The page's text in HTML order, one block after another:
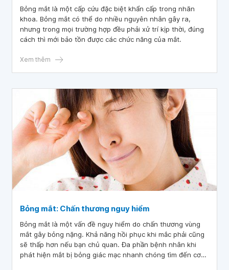
Bỏng mắt là một cấp cứu đặc biệt khẩn cấp trong nhãn
khoa. Bỏng mắt có thể do nhiều nguyên nhân gây ra,
nhưng trong mọi trường hợp đều phải xử trí kịp thời, đúng
cách thì mới bảo tồn được các chức năng của mắt.
Xem thêm
Bỏng mắt: Chấn thương nguy hiểm
Bỏng mắt là một vấn đề nguy hiểm do chấn thương vùng
mắt gây bỏng nặng. Khả năng hồi phục khi mắc phải cũng
sẽ thấp hơn nếu bạn chủ quan. Đa phần bệnh nhân khi
phát hiện mắt bị bỏng giác mạc nhanh chóng tìm đến cơ